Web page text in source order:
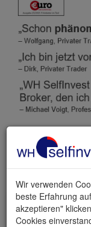
Wir verwenden
beste Erfahrung
akzeptieren"
Cookies